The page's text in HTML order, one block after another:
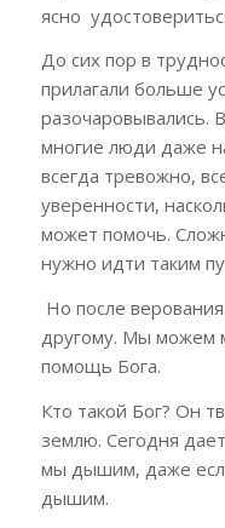
ясно
До сих пор в
прилагали больше
разочаровывались.
многие люди даже
всегда тревожно,
уверенности,
может помочь.
нужно идти таким
Но после
другому. Мы можем
помощь Бога.
Кто такой Бог? Он
землю. Сегодня
мы дышим, даже
дышим.